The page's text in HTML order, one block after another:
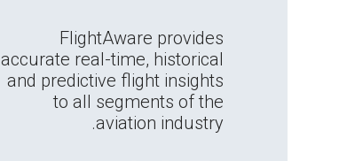
FlightAware provides
accurate real-time, historical
and predictive flight insights
to all segments of the
aviation industry.